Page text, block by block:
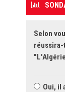
Selon
Oui, il